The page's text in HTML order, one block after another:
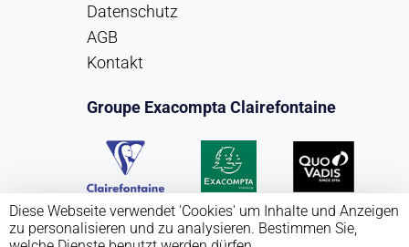
Datenschutz
AGB
Kontakt
Groupe Exacompta Clairefontaine
Diese Webseite verwendet 'Cookies' um Inhalte und Anzeigen
zu personalisieren und zu analysieren. Bestimmen Sie,